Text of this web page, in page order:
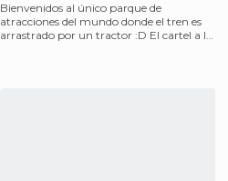
Bienvenidos al único parque de
atracciones del mundo donde el tren es
arrastrado por un tractor :D El cartel a la